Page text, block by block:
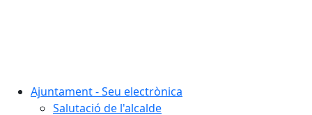
Ajuntament - Seu electrònica
Salutació de l'alcalde